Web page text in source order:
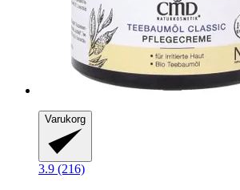
Varukorg
3.9 (216)